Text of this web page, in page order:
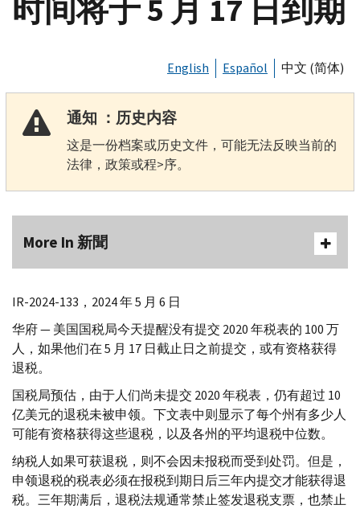
时间将于 5 月 17 日到期
English Español 中文 (简体)
通知 ：历史内容
这是一份档案或历史文件，可能无法反映当前的
法律，政策或程>序。
More In 新聞
IR-2024-133，2024 年 5 月 6 日
华府 — 美国国税局今天提醒没有提交 2020 年税表的 100 万
人，如果他们在 5 月 17 日截止日之前提交，或有资格获得
退税。
国税局预估，由于人们尚未提交 2020 年税表，仍有超过 10
亿美元的退税未被申领。下文表中则显示了每个州有多少人
可能有资格获得这些退税，以及各州的平均退税中位数。
纳税人如果可获退税，则不会因未报税而受到处罚。但是，
申领退税的税表必须在报税到期日后三年内提交才能获得退
税。三年期满后，退税法规通常禁止签发退税支票，也禁止